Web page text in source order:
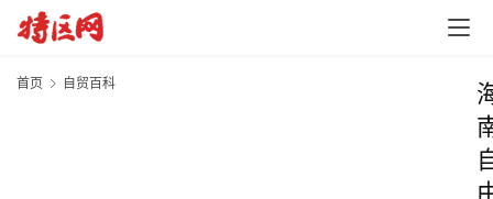
首页 自贸百科